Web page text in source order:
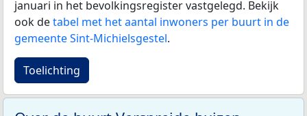
januari in het bevolkingsregister vastgelegd. Bekijk
ook detabel met het aantal inwoners per buurt in de
gemeente Sint-Michielsgestel.
Toelichting